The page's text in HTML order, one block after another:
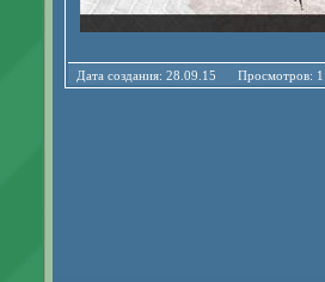
Дата создания: 28.09.15